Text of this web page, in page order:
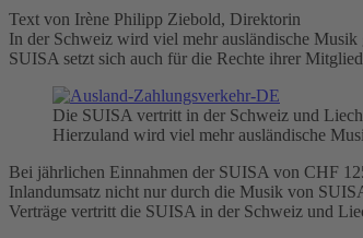
Text von Irène Philipp Ziebold, Direktorin
In der Schweiz wird viel mehr ausländische
SUISA setzt sich auch für die Rechte ihrer
Die SUISA vertritt in der Schweiz und
Hierzuland wird viel mehr ausländische
Bei jährlichen Einnahmen der SUISA von CHF
Inlandumsatz nicht nur durch die Musik von
Verträge vertritt die SUISA in der Schweiz und